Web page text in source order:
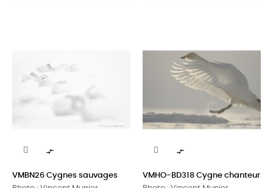

VMBN26 Cygnes sauvages

VMHO-BD318 Cygne chanteur